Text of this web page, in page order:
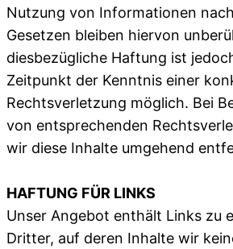
Nutzung von Informationen
Gesetzen bleiben hiervon
diesbezügliche Haftung ist
Zeitpunkt der Kenntnis einer
Rechtsverletzung möglich. Bei
von entsprechenden
wir diese Inhalte umgehend
HAFTUNG FÜR LINKS
Unser Angebot enthält Links zu
Dritter, auf deren Inhalte wir